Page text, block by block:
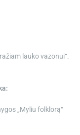
lauko vazonui“.
„Myliu folklorą“